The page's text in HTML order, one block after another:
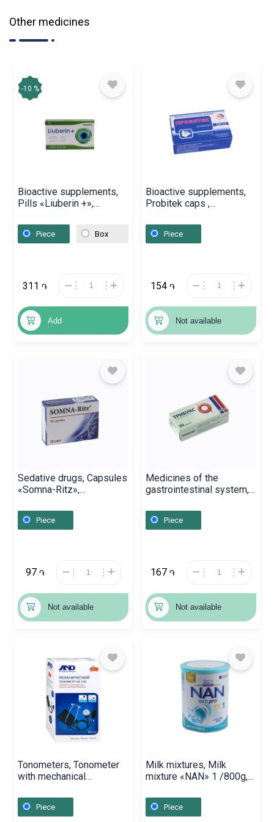
Other medicines
-10 %
Bioactive supplements,
Pills «Liuberin +»,
Piece Box
311 ֏
Add
Bioactive supplements,
Probitek caps ,
Piece
154 ֏
Not available
Sedative drugs, Capsules
«Somna-Ritz»,
Piece
97 ֏
Not available
Medicines of the
gastrointestinal system,
Լեհաստան
Piece
167 ֏
Not available
Tonometers, Tonometer
with mechanical
100, Ռուսաստան
Piece
Milk mixtures, Milk
mixture «NAN» 1 /800g,
Piece